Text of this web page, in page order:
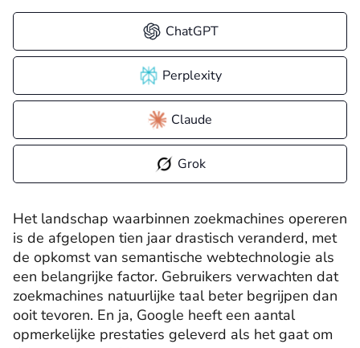
ChatGPT
Perplexity
Claude
Grok
Het landschap waarbinnen zoekmachines opereren
is de afgelopen tien jaar drastisch veranderd, met
de opkomst van semantische webtechnologie als
een belangrijke factor. Gebruikers verwachten dat
zoekmachines natuurlijke taal beter begrijpen dan
ooit tevoren. En ja, Google heeft een aantal
opmerkelijke prestaties geleverd als het gaat om